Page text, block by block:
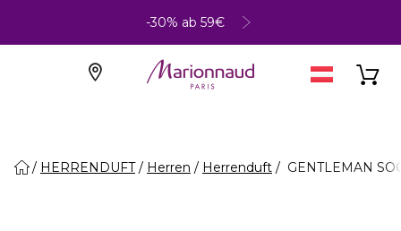
-30% ab 59€
HERRENDUFT Herren Herrenduft GENTLEMAN